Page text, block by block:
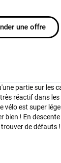
une offre
partie sur les
réactif dans
vélo est super
! En
de défauts !